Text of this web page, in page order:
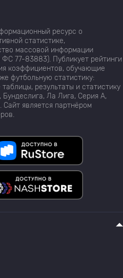
ресурс о
статистике,
массовой информации
77-83883). Публикует рейтинги
коэффициентов, обучающие
футбольную статистику:
результаты и статистику
Ла Лига, Серия А,
является партнёром